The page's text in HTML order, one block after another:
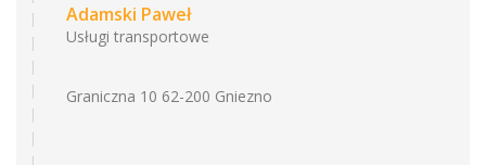
Adamski Paweł
Usługi transportowe
Graniczna 10 62-200 Gniezno